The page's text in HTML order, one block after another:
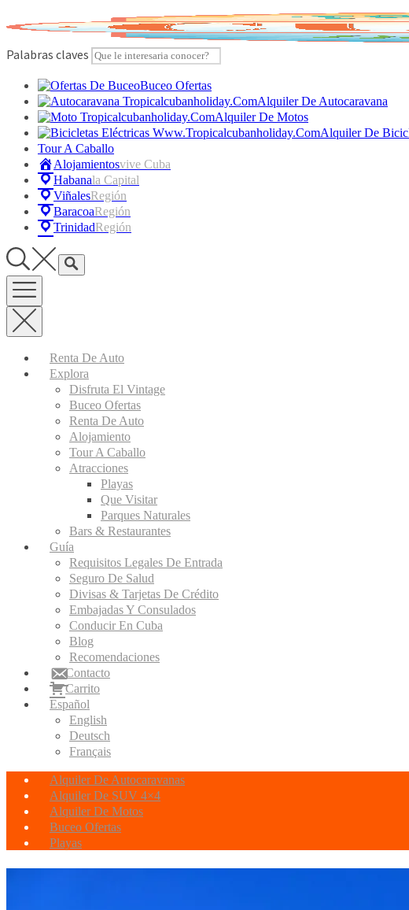
to
Palabras claves
Buceo Ofertas
Alquiler De Autocaravana
Alquiler De Motos
Alquiler De
Tour A Caballo
AlojamientosVive Cuba
HabanaLa Capital
ViñalesRegión
BaracoaRegión
TrinidadRegión
Renta De Auto
Explora
Disfruta El Vintage
Buceo Ofertas
Renta De Auto
Alojamiento
Tour A Caballo
Atracciones
Playas
Que Visitar
Parques Naturales
Bars & Restaurantes
Guía
Requisitos Legales De Entrada
Seguro De Salud
Divisas & Tarjetas De Crédito
Embajadas Y Consulados
Conducir En Cuba
Blog
Recomendaciones
Contacto
Carrito
Español
English
Deutsch
Français
Alquiler De Autocaravanas
Alquiler De SUV 4×4
Alquiler De Motos
Buceo Ofertas
Playas